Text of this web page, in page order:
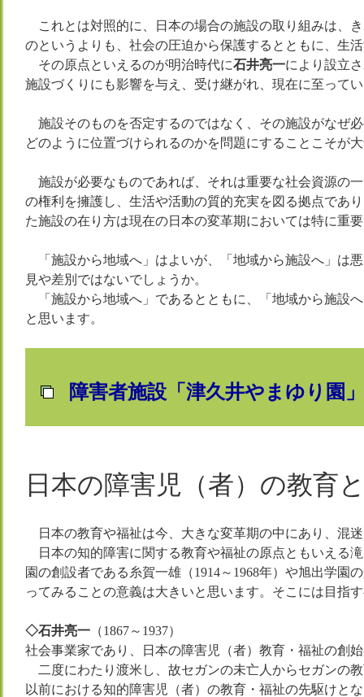
これとは対照的に、日本の場合の施設の取り組みは、
のというよりも、社会の圧迫から保護するとともに、生
その原点といえるのが明治時代に石井亮一により設立
施設づくりにも影響を与え、受け継がれ、現在に至って
施設そのものを否定するのではなく、その施設がなぜ
どのように位置づけられるのかを問題にすることこそが
施設が必要なものであれば、それは重要な社会資源の
の権利を擁護し、生活や活動の質的充実を図る拠点であ
た施設の在り方は現在の日本の変革期においては特に重
「施設から地域へ」はよいが、「地域から施設へ」は
見や差別ではないでしょうか。
「施設から地域へ」であるとともに、「地域から施設
と思います。
障害者施設「津久井やまゆり園
日本の障害児（者）の教育
日本の教育や福祉は今、大きな変革期の中にあり、混
日本の知的障害に関する教育や福祉の原点ともいえる
園の創設者である糸賀一雄（1914～1968年）や旭出学園
ってみることの意義は大きいと思います。そこには目指
◇石井亮一 （1867～1937）
社会事業家であり、日本の障害児（者）教育・福祉の創
二度にわたり渡米し、故セガンの未亡人からセガンの
以前における知的障害児（者）の教育・福祉の先駆けと